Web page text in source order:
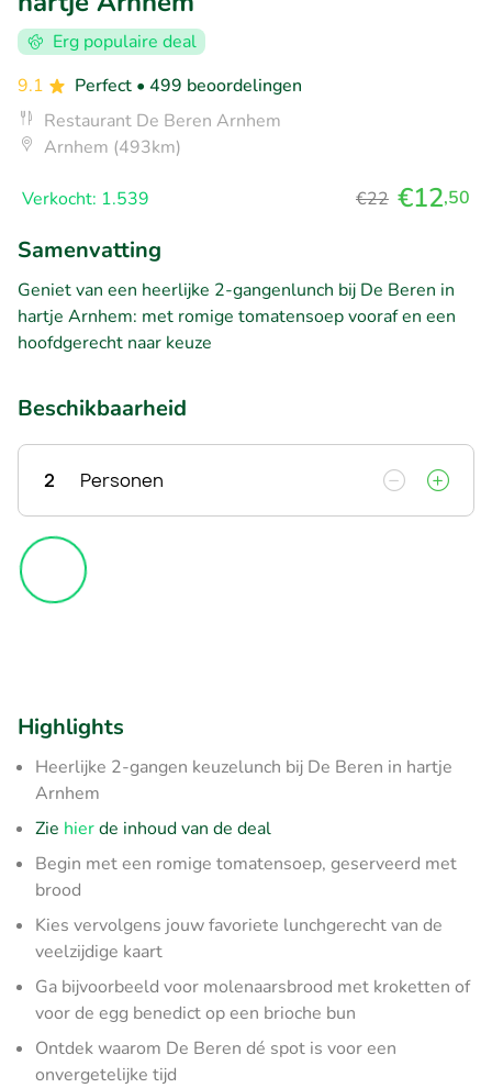
Erg populaire deal
9.1
Perfect • 499 beoordelingen
Restaurant De Beren Arnhem
Arnhem (493km)
Verkocht: 1.539 €22 €12,50
Samenvatting
Geniet van een heerlijke 2-gangenlunch bij De Beren in
hartje Arnhem: met romige tomatensoep vooraf en een
hoofdgerecht naar keuze
Beschikbaarheid
2 Personen
Highlights
Heerlijke 2-gangen keuzelunch bij De Beren in hartje
Arnhem
Zie hierde inhoud van de deal
Begin met een romige tomatensoep, geserveerd met
brood
Kies vervolgens jouw favoriete lunchgerecht van de
veelzijdige kaart
Ga bijvoorbeeld voor molenaarsbrood met kroketten of
voor de egg benedict op een brioche bun
Ontdek waarom De Beren dé spot is voor een
onvergetelijke tijd